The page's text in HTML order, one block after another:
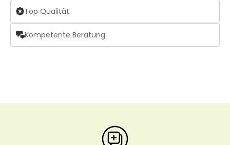
Top Qualität
Kompetente Beratung